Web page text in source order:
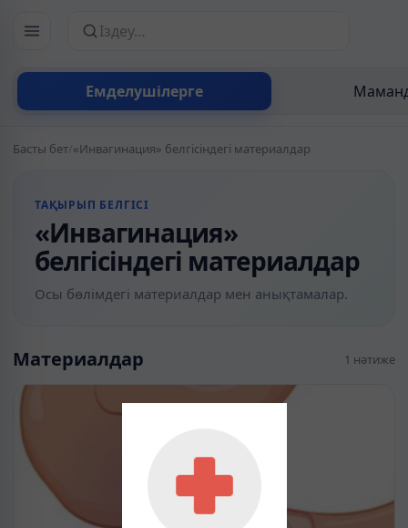
Емделушілерге
Сайттан іздеу
Басты бет/«Инвагинация» белгісіндегі материалдар
ТАҚЫРЫП БЕЛГІСІ
«Инвагинация»
белгісіндегі материалдар
Осы бөлімдегі материалдар мен анықтамалар.
Материалдар 1 нәтиже